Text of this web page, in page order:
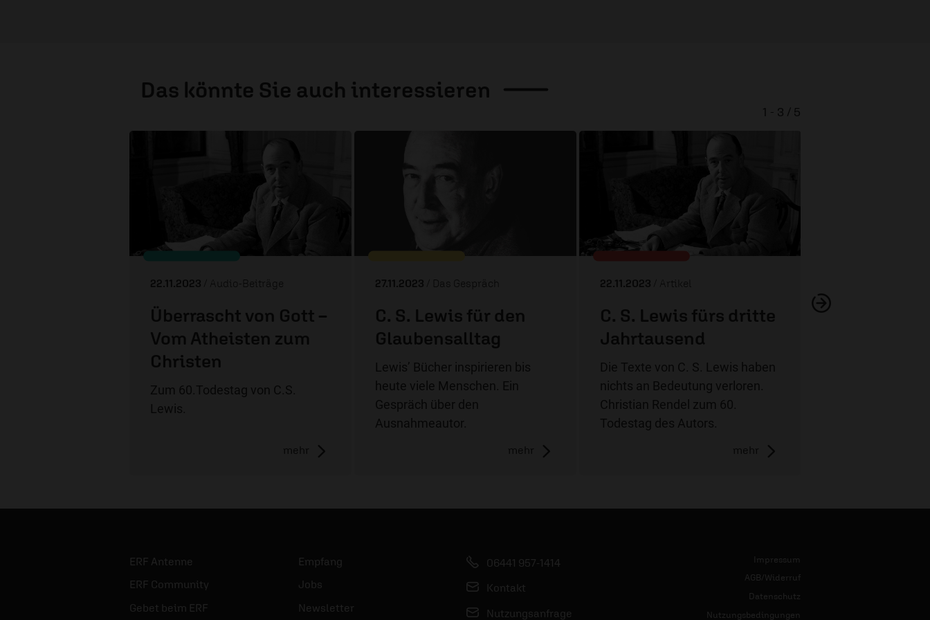
Das könnte Sie auch interessieren
22.11.2023 / Audio-Beiträge
Überrascht von Gott –
Vom Atheisten zum
Christen
Zum 60.Todestag von C.S.
Lewis.
mehr
27.11.2023 / Das Gespräch
C. S. Lewis für den
Glaubensalltag
Lewis’ Bücher inspirieren bis
heute viele Menschen. Ein
Gespräch über den
Ausnahmeautor.
mehr
22.11.2023 / Artikel
C. S. Lewis fürs dritte
Jahrtausend
Die Texte von C. S. Lewis haben
nichts an Bedeutung verloren.
Christian Rendel zum 60.
Todestag des Autors.
mehr
1 - 3 / 5
ERF Antenne
ERF Community
Gebet beim ERF
Empfang
Jobs
Newsletter
06441 957-1414
Kontakt
Nutzungsanfrage
Impressum
AGB/Widerruf
Datenschutz
Nutzungsbedingungen